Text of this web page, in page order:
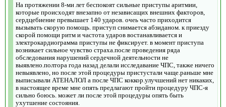
На протяжении 8-ми лет беспокоят сильные приступы аритмии,
которые происходят внезапно от независащих внешних факторов,
сердцебиение превышает 140 ударов. очеь часто приходится
вызывать скорую помощь. приступ снимается абзиданом. к приезду
скорой помощи ритм и частота ударов востанавливается и
злектрокардиограмма приступы не фиксирует. в момент приступа
возникает сильное чувство страха.после проведения ряда
обследования нарушений сердечной деятельности не
выявлено.полтора года назад делали исследавание ЧПС, также ничего
невыявлено, но после этой процедуры пристустали чаще.раньше мне
выписывали АТЕНАЛОЛ а после ЧПС коккор.улучшений нет никаких,
в настоящее време мне опять предлагают пройти процедуру ЧПС-я
сильно боюсь. может ли после этой процедуры опять быть
ухутшение состояния.